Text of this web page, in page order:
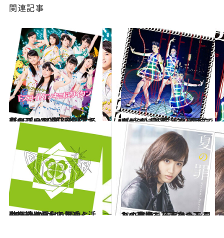
関連記事
2015.8.30
ハロプロの進化を感じる新ユニット “こぶしファクトリー”の革新性とは
カルチャー 2015.7.17
デビュー20周年を迎えたMAXが 最近、いい意味でキレている件
カルチャー
2015.8.14
一切姿を露出しないGReeeeNが 10年近く活動を続けられる理由とは？
カルチャー 2015.7.30
あの鬼束ちひろ書き下ろしの楽曲で デビューを果たす歌姫・花岡なつみ
カルチャー